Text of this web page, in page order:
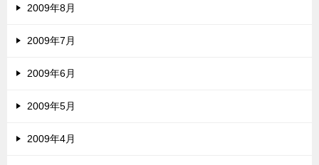
2009年8月
2009年7月
2009年6月
2009年5月
2009年4月